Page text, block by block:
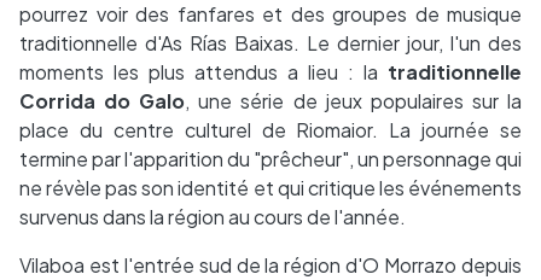
pourrez voir des fanfares et des groupes de musique
traditionnelle d'As Rías Baixas. Le dernier jour, l'un des
moments les plus attendus a lieu : la traditionnelle
Corrida do Galo, une série de jeux populaires sur la
place du centre culturel de Riomaior. La journée se
termine par l'apparition du "prêcheur", un personnage qui
ne révèle pas son identité et qui critique les événements
survenus dans la région au cours de l'année.
Vilaboa est l'entrée sud de la région d'O Morrazo depuis